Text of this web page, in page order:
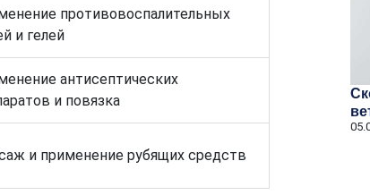
противовоспалительных
и гелей
антисептических
и повязка
и применение рубящих средств